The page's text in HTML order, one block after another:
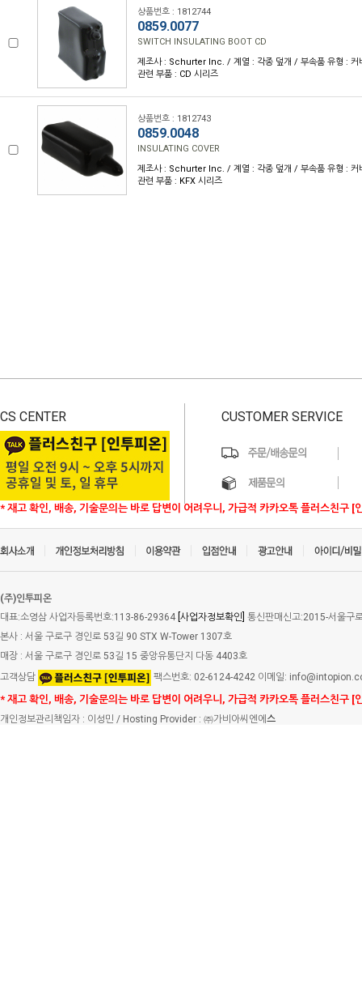
상품번호 : 1812744
0859.0077
SWITCH INSULATING BOOT CD
제조사 : Schurter Inc. / 계열 : 각종 덮개 / 부속품 유형 : 커
관련 부품 : CD 시리즈
상품번호 : 1812743
0859.0048
INSULATING COVER
제조사 : Schurter Inc. / 계열 : 각종 덮개 / 부속품 유형 : 커
관련 부품 : KFX 시리즈
CS CENTER
* 재고 확인, 배송, 기술문의는 바로 답변이 어려우니, 가급적 카카오톡 플러스친구 [
CUSTOMER SERVICE
(주)인투피온
대표:소영삼 사업자등록번호:113-86-29364 [사업자정보확인] 통신판매신고:2015-서울구
본사 : 서울 구로구 경인로 53길 90 STX W-Tower 1307호
매장 : 서울 구로구 경인로 53길 15 중앙유통단지 다동 4403호
고객상담
팩스번호: 02-6124-4242 이메일:
* 재고 확인, 배송, 기술문의는 바로 답변이 어려우니, 가급적 카카오톡 플러스친구 [
개인정보관리책임자 : 이성민 / Hosting Provider : ㈜가비아씨엔에 스